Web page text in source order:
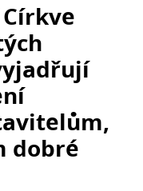
dobré